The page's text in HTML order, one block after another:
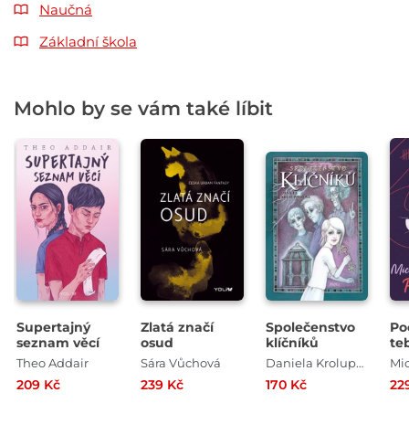
Naučná
Základní škola
Mohlo by se vám také líbit
Supertajný
seznam věcí
Theo Addair
209 Kč
Zlatá značí
osud
Sára Vůchová
239 Kč
Společenstvo
klíčníků
Daniela Krolupperová
170 Kč